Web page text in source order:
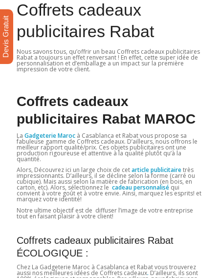
Coffrets cadeaux
publicitaires Rabat
Nous savons tous, qu’offrir un beau Coffrets cadeaux publicitaires
Rabat a toujours un effet renversant ! En effet, cette super idée de
personnalisation et d’emballage a un impact sur la première
impression de votre client.
Coffrets cadeaux
publicitaires Rabat MAROC
La Gadgeterie Marocà Casablanca et Rabat vous propose sa
fabuleuse gamme de Coffrets cadeaux. D’ailleurs, nous offrons le
meilleur rapport qualité/prix. Ces objets publicitaires ont une
production rigoureuse et attentive à la qualité plutôt qu’à la
quantité.
Alors, Découvrez ici un large choix de cetarticle publicitairetrès
impressionnants. D’ailleurs, il se décline selon la forme (carré ou
cubique). Mais aussi selon la matière de fabrication (en bois, en
carton, etc). Alors, sélectionnez le cadeau personnaliséqui
convient à votre goût et à votre envie. Ainsi, marquez les esprits! et
marquez votre identité!
Notre ultime objectif est de diffuser l’image de votre entreprise
tout en faisant plaisir à votre client!
Coffrets cadeaux publicitaires Rabat
ÉCOLOGIQUE :
Chez La Gadgeterie Maroc à Casablanca et Rabat vous trouverez
aussi nos meilleures idées de Coffrets cadeaux. D’ailleurs, ils sont
Devis Gratuit